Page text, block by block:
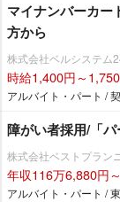
マイナンバーカー
方から
株式会社ベルシステム
時給1,400円～
アルバイト・パート /
障がい者採用/「
株式会社ベストプラン
年収116万6,880円
アルバイト・パート /